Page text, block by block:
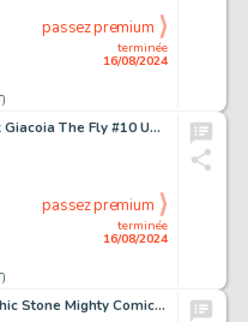
terminée
16/08/2024
passez premium
Dick Ayers and Frank Giacoia The Fly #10 Unpublished Complete 14-Page Story Original Art (Archie, 1985). (Total: 14 Original Art)
terminée
16/08/2024
passez premium
Paul Reinman and Chic Stone Mighty Comics #47 Mr. Justice Complete 12-Page Story Original Art (Archie, 1967). (Total: 12 Original Art)